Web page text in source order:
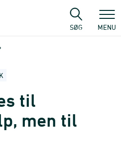
SØG MENU
til
men til